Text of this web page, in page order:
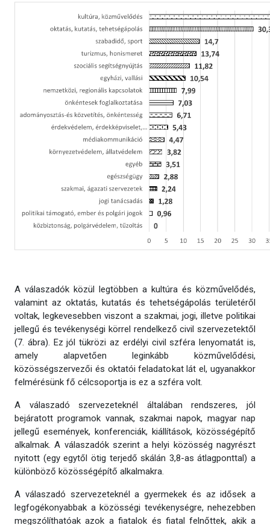
A válaszadók közül legtöbben a kultúra és közművelődés,
valamint az oktatás, kutatás és tehetségápolás területéről
voltak, legkevesebben viszont a szakmai, jogi, illetve politikai
jellegű és tevékenységi körrel rendelkező civil szervezetektől
(7. ábra). Ez jól tükrözi az erdélyi civil szféra lenyomatát is,
amely alapvetően leginkább közművelődési,
közösségszervezői és oktatói feladatokat lát el, ugyanakkor
felmérésünk fő célcsoportja is ez a szféra volt.
A válaszadó szervezeteknél általában rendszeres, jól
bejáratott programok vannak, szakmai napok, magyar nap
jellegű események, konferenciák, kiállítások, közösségépítő
alkalmak. A válaszadók szerint a helyi közösség nagyrészt
nyitott (egy egytől ötig terjedő skálán 3,8-as átlagponttal) a
különböző közösségépítő alkalmakra.
A válaszadó szervezeteknél a gyermekek és az idősek a
legfogékonyabbak a közösségi tevékenységre, nehezebben
megszólíthatóak azok a fiatalok és fiatal felnőttek, akik a